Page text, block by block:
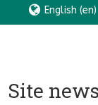
English ‎(en)‎
Site news